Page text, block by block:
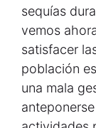
sequías
vemos
satisfacer
población
una mala